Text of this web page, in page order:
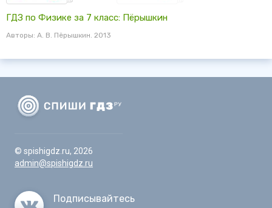
ГДЗ по Физике за 7 класс: Пёрышкин
Авторы: А. В. Пёрышкин. 2013
© spishigdz.ru, 2026
admin@spishigdz.ru
Подписывайтесь